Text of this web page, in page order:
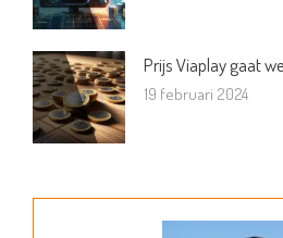
Prijs Viaplay gaat
19 februari 2024